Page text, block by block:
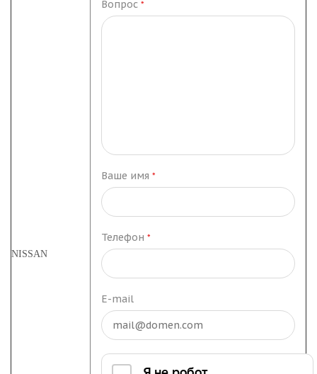
NISSAN
Вопрос *
Ваше имя *
Телефон *
E-mail